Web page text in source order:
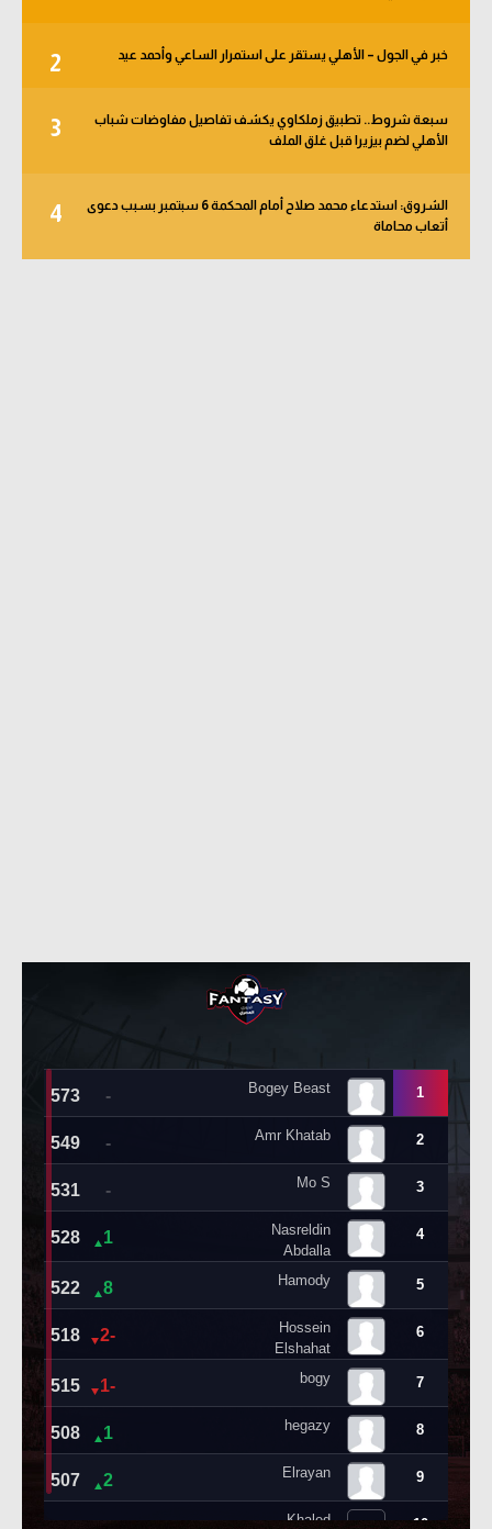
2 خبر في الجول – الأهلي يستقر على استمرار الساعي وأحمد عيد
3
سبعة شروط.. تطبيق زملكاوي يكشف تفاصيل مفاوضات شباب
الأهلي لضم بيزيرا قبل غلق الملف
4
الشروق: استدعاء محمد صلاح أمام المحكمة 6 سبتمبر بسبب دعوى
أتعاب محاماة